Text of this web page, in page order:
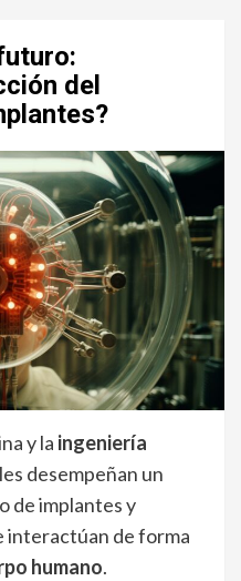
del
y la ingeniería
desempeñan un
de implantes y
interactúan de forma
humano.